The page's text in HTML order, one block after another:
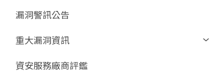
漏洞警訊公告
重大漏洞資訊
Zerologon
資安服務廠商評鑑